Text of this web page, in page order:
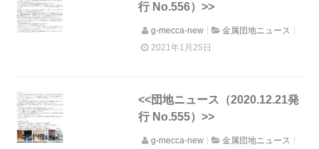
行 No.556）>>
g-mecca-new
金属団地ニュース
2021年1月25日
<<団地ニュース（2020.12.21発
行 No.555）>>
g-mecca-new
金属団地ニュース